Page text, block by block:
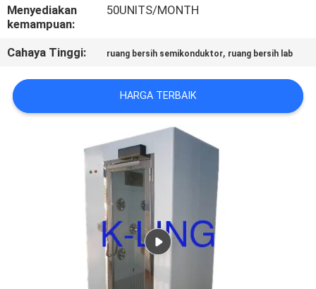
KASUS-
KASUS
SITEMAP
Menyediakan
kemampuan:
50UNITS/MONTH
Cahaya Tinggi: ruang bersih semikonduktor, ruang bersih lab
HARGA TERBAIK